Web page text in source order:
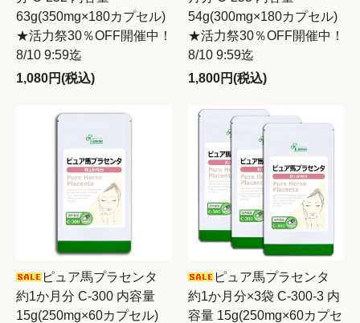
63g(350mg×180カプセル)
★活力祭30％OFF開催中！
8/10 9:59迄
1,080円(税込)
54g(300mg×180カプセル)
★活力祭30％OFF開催中！
8/10 9:59迄
1,800円(税込)
ピュア馬プラセンタ
約1か月分 C-300 内容量
15g(250mg×60カプセル)
ピュア馬プラセンタ
約1か月分×3袋 C-300-3 内
容量 15g(250mg×60カプセ